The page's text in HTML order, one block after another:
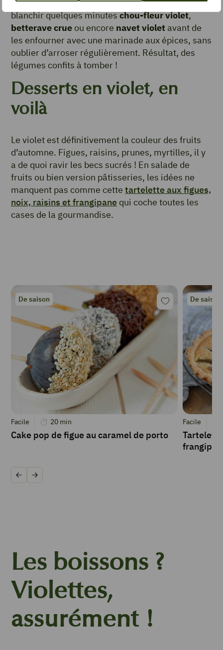
sont aussi délicieux rôtis au four. Il suffit de
blanchir quelques minuteschou-fleur violet,
betterave crue ou encore navet violet avant de
les enfourner avec une marinade aux épices, sans
oublier d’arroser régulièrement. Résultat, des
légumes confits à tomber !
Desserts en violet, en
voilà
Le violet est définitivement la couleur des fruits
d’automne. Figues, raisins, prunes, myrtilles, il y
a de quoi ravir les becs sucrés ! En salade de
fruits ou bien version pâtisseries, les idées ne
manquent pas comme cette tartelette aux figues,
noix, raisins et frangipane qui coche toutes les
cases de la gourmandise.
De saison
Facile 20 min
Cake pop de figue au caramel de porto
De saison
Facile
Précédent
Suivant
Les boissons ?
Violettes,
assurément !